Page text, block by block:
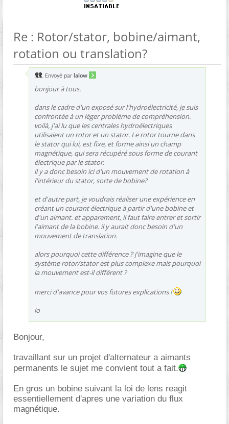
Re : Rotor/stator, bobine/aimant,
rotation ou translation?
Envoyé par lalow
bonjour à tous.
dans le cadre d'un exposé sur l'hydroélectricité, je suis
confrontée à un léger problème de compréhension.
voilà, j'ai lu que les centrales hydroélectriques
utilisaient un rotor et un stator. Le rotor tourne dans
le stator qui lui, est fixe, et forme ainsi un champ
magnétique, qui sera récupéré sous forme de courant
électrique par le stator.
il y a donc besoin ici d'un mouvement de rotation à
l'intérieur du stator, sorte de bobine?
et d'autre part, je voudrais réaliser une expérience en
créant un courant électrique à partir d'une bobine et
d'un aimant. et apparement, il faut faire entrer et sortir
l'aimant de la bobine. il y aurait donc besoin d'un
mouvement de translation.
alors pourquoi cette différence ? j'imagine que le
système rotor/stator est plus complexe mais pourquoi
la mouvement est-il différent ?
merci d'avance pour vos futures explications !
lo
Bonjour,
travaillant sur un projet d'alternateur a aimants
permanents le sujet me convient tout a fait.
En gros un bobine suivant la loi de lens reagit
essentiellement d'apres une variation du flux
magnétique.